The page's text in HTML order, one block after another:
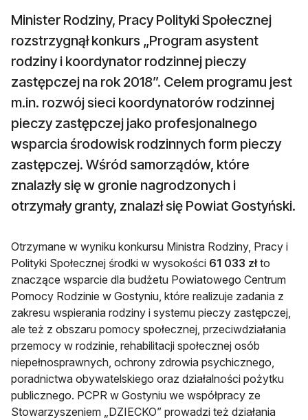
Minister Rodziny, Pracy Polityki Społecznej
rozstrzygnął konkurs „Program asystent
rodziny i koordynator rodzinnej pieczy
zastępczej na rok 2018”. Celem programu jest
m.in. rozwój sieci koordynatorów rodzinnej
pieczy zastępczej jako profesjonalnego
wsparcia środowisk rodzinnych form pieczy
zastępczej. Wśród samorządów, które
znalazły się w gronie nagrodzonych i
otrzymały granty, znalazł się Powiat Gostyński.
Otrzymane w wyniku konkursu Ministra Rodziny, Pracy i
Polityki Społecznej środki w wysokości 61 033 złto
znaczące wsparcie dla budżetu Powiatowego Centrum
Pomocy Rodzinie w Gostyniu, które realizuje zadania z
zakresu wspierania rodziny i systemu pieczy zastępczej,
ale też z obszaru pomocy społecznej, przeciwdziałania
przemocy w rodzinie, rehabilitacji społecznej osób
niepełnosprawnych, ochrony zdrowia psychicznego,
poradnictwa obywatelskiego oraz działalności pożytku
publicznego. PCPR w Gostyniu we współpracy ze
Stowarzyszeniem „DZIECKO” prowadzi też działania